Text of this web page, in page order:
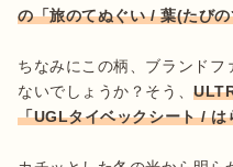
の「旅のてぬぐい / 葉(たび
ちなみにこの柄、ブランドフ
ないでしょうか？そう、
「UGLタイベックシート /